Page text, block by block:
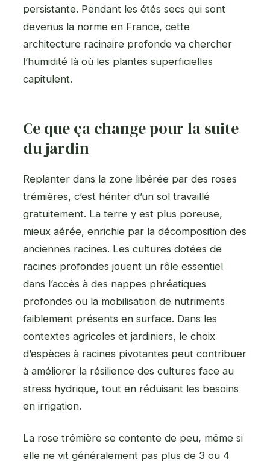
persistante. Pendant les étés secs qui sont
devenus la norme en France, cette
architecture racinaire profonde va chercher
l’humidité là où les plantes superficielles
capitulent.
Ce que ça change pour la suite
du jardin
Replanter dans la zone libérée par des roses
trémières, c’est hériter d’un sol travaillé
gratuitement. La terre y est plus poreuse,
mieux aérée, enrichie par la décomposition des
anciennes racines. Les cultures dotées de
racines profondes jouent un rôle essentiel
dans l’accès à des nappes phréatiques
profondes ou la mobilisation de nutriments
faiblement présents en surface. Dans les
contextes agricoles et jardiniers, le choix
d’espèces à racines pivotantes peut contribuer
à améliorer la résilience des cultures face au
stress hydrique, tout en réduisant les besoins
en irrigation.
La rose trémière se contente de peu, même si
elle ne vit généralement pas plus de 3 ou 4